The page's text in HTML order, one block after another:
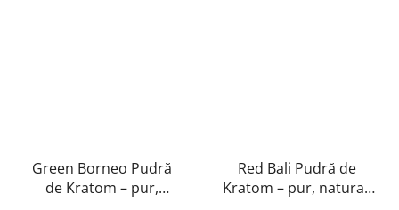
Green Borneo Pudră
de Kratom – pur,
Red Bali Pudră de
Kratom – pur, natural,